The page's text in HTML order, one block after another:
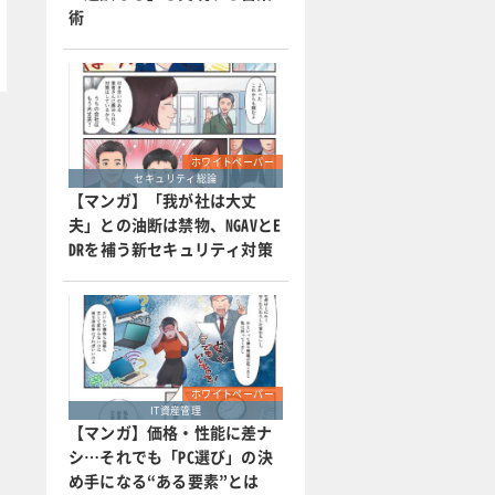
術
ホワイトペーパー
セキュリティ総論
【マンガ】「我が社は大丈
夫」との油断は禁物、NGAVとE
DRを補う新セキュリティ対策
ホワイトペーパー
IT資産管理
【マンガ】価格・性能に差ナ
シ…それでも「PC選び」の決
め手になる“ある要素”とは